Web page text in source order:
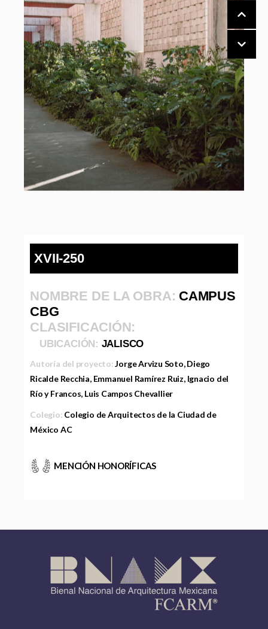
XVII-250
NOMBRE DE LA OBRA: CAMPUS
CBG
CLASIFICACIÓN:
UBICACIÓN: JALISCO
Autoría del proyecto:Jorge Arvizu Soto, Diego
Ricalde Recchia, Emmanuel Ramírez Ruiz, Ignacio del
Río y Francos, Luis Campos Chevallier
Colegio: Colegio de Arquitectos de la Ciudad de
México AC
MENCIÓN HONORÍFICAS